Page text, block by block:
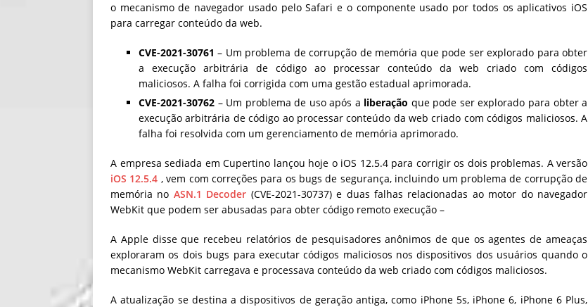
o mecanismo de navegador usado pelo Safari e o componente usado por todos os aplicativos iOS
para carregar conteúdo da web.
CVE-2021-30761 – Um problema de corrupção de memória que pode ser explorado para obter
a execução arbitrária de código ao processar conteúdo da web criado com códigos
maliciosos. A falha foi corrigida com uma gestão estadual aprimorada.
CVE-2021-30762 – Um problema de uso após a liberação que pode ser explorado para obter a
execução arbitrária de código ao processar conteúdo da web criado com códigos maliciosos. A
falha foi resolvida com um gerenciamento de memória aprimorado.
A empresa sediada em Cupertino lançou hoje o iOS 12.5.4 para corrigir os dois problemas. A versão
iOS 12.5.4 , vem com correções para os bugs de segurança, incluindo um problema de corrupção de
memória no ASN.1 Decoder (CVE-2021-30737) e duas falhas relacionadas ao motor do navegador
WebKit que podem ser abusadas para obter código remoto execução –
A Apple disse que recebeu relatórios de pesquisadores anônimos de que os agentes de ameaças
exploraram os dois bugs para executar códigos maliciosos nos dispositivos dos usuários quando o
mecanismo WebKit carregava e processava conteúdo da web criado com códigos maliciosos.
A atualização se destina a dispositivos de geração antiga, como iPhone 5s, iPhone 6, iPhone 6 Plus,